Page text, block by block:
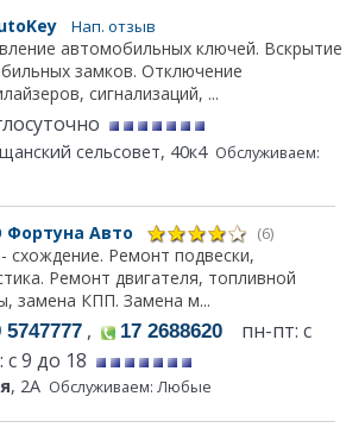
Нап. отзыв
автомобильных ключей. Вскрытие
замков. Отключение
сигнализаций, ...
сельсовет, 40к4 Обслуживаем:
Фортуна Авто (6)
схождение. Ремонт подвески,
Ремонт двигателя, топливной
замена КПП. Замена м...
5747777 , 17 2688620 пн-пт: с
с 9 до 18
, 2А Обслуживаем: Любые